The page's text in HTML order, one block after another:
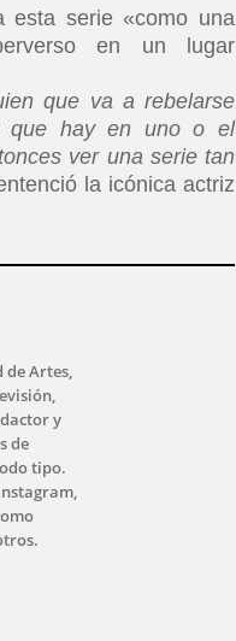
esta serie «como una
en un lugar
que va a rebelarse
que hay en uno o el
ver una serie tan
la icónica actriz
de Artes,
y
de
tipo.